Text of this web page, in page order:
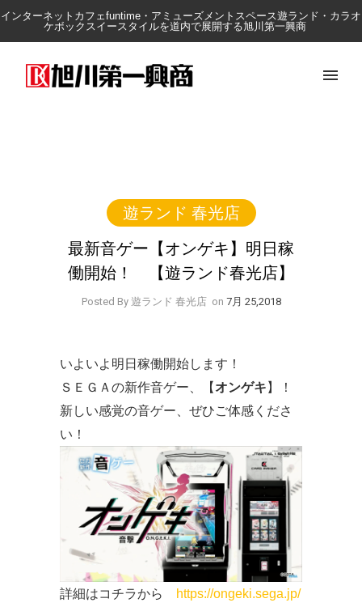
インターネットカフェfuntime・アミューズメントスペース遊ランド・カラオ
ケボックスイースタイルを道内で展開する旭川第一興商
遊ランド 春光店
最新音ゲー【オンゲキ】明日稼
働開始！ 【遊ランド春光店】
Posted By 遊ランド 春光店 on 7月 25,2018
いよいよ明日稼働開始します！
ＳＥＧＡの新作音ゲー、【 オンゲキ 】！
新しい感覚の音ゲー、ぜひご体感くださ
い！
詳細はコチラから
https://ongeki.sega.jp/